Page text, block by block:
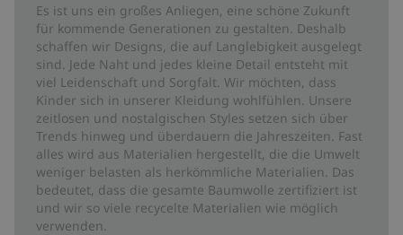
Es ist uns ein großes Anliegen, eine schöne Zukunft
für kommende Generationen zu gestalten. Deshalb
schaffen wir Designs, die auf Langlebigkeit ausgelegt
sind. Jede Naht und jedes kleine Detail entsteht mit
viel Leidenschaft und Sorgfalt. Wir möchten, dass
Kinder sich in unserer Kleidung wohlfühlen. Unsere
zeitlosen und nostalgischen Styles setzen sich über
Trends hinweg und überdauern die Jahreszeiten. Fast
alles wird aus Materialien hergestellt, die die Umwelt
weniger belasten als herkömmliche Materialien. Das
bedeutet, dass die gesamte Baumwolle zertifiziert ist
und wir so viele recycelte Materialien wie möglich
verwenden.